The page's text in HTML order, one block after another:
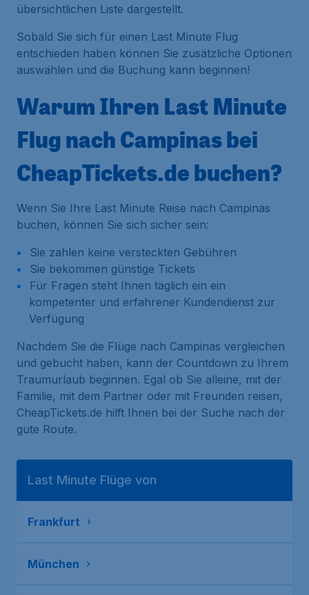
übersichtlichen Liste dargestellt.
Sobald Sie sich für einen Last Minute Flug
entschieden haben können Sie zusätzliche Optionen
auswählen und die Buchung kann beginnen!
Warum Ihren Last Minute
Flug nach Campinas bei
CheapTickets.de buchen?
Wenn Sie Ihre Last Minute Reise nach Campinas
buchen, können Sie sich sicher sein:
Sie zahlen keine versteckten Gebühren
Sie bekommen günstige Tickets
Für Fragen steht Ihnen täglich ein ein
kompetenter und erfahrener Kundendienst zur
Verfügung
Nachdem Sie die Flüge nach Campinas vergleichen
und gebucht haben, kann der Countdown zu Ihrem
Traumurlaub beginnen. Egal ob Sie alleine, mit der
Familie, mit dem Partner oder mit Freunden reisen,
CheapTickets.de hilft Ihnen bei der Suche nach der
gute Route.
Last Minute Flüge von
Frankfurt
München